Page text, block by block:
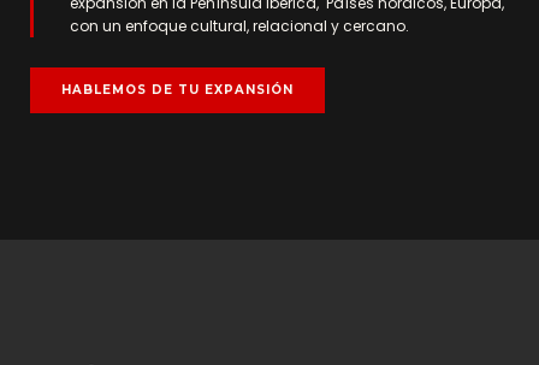
con un enfoque cultural, relacional y cercano.
HABLEMOS DE TU EXPANSIÓN